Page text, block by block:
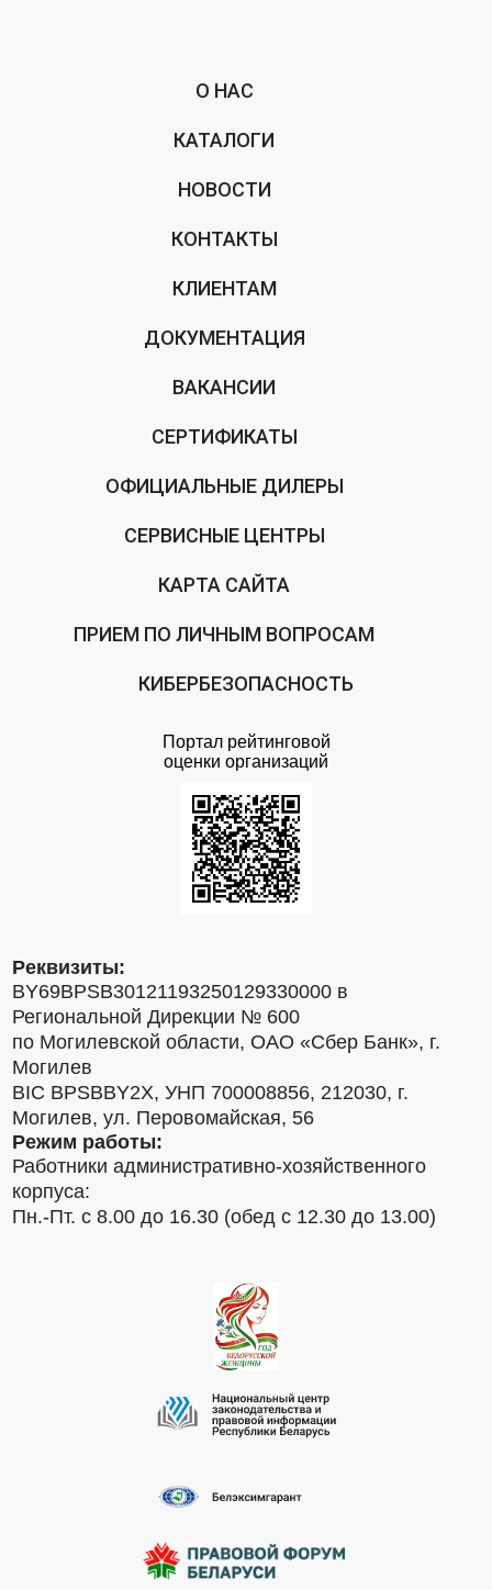
О НАС
КАТАЛОГИ
НОВОСТИ
КОНТАКТЫ
КЛИЕНТАМ
ДОКУМЕНТАЦИЯ
ВАКАНСИИ
СЕРТИФИКАТЫ
ОФИЦИАЛЬНЫЕ ДИЛЕРЫ
СЕРВИСНЫЕ ЦЕНТРЫ
КАРТА САЙТА
ПРИЕМ ПО ЛИЧНЫМ ВОПРОСАМ
КИБЕРБЕЗОПАСНОСТЬ
Портал рейтинговой
оценки организаций
Реквизиты:
BY69BPSB30121193250129330000 в
Региональной Дирекции № 600
по Могилевской области, ОАО «Сбер Банк», г.
Могилев
BIC BPSBBY2X, УНП 700008856, 212030, г.
Могилев, ул. Перовомайская, 56
Режим работы:
Работники административно-хозяйственного
корпуса:
Пн.-Пт. с 8.00 до 16.30 (обед с 12.30 до 13.00)